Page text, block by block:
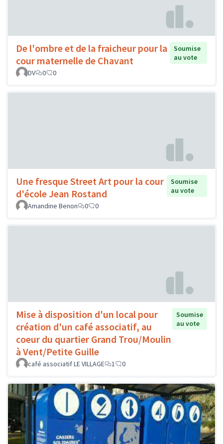
De l'ombre et de la fraicheur pour la
cour maternelle de Chavant
Soumise
au vote
DV
0 0
Une fresque Street Art pour la cour
d'école Jean Rostand
Soumise
au vote
Amandine Benon
0 0
Mise à disposition d'un local pour
création d'un café associatif, au
coeur du quartier Grand Trou/Moulin
à Vent/Petite Guille
Soumise
au vote
café associatif LE VILLAGE 1 0